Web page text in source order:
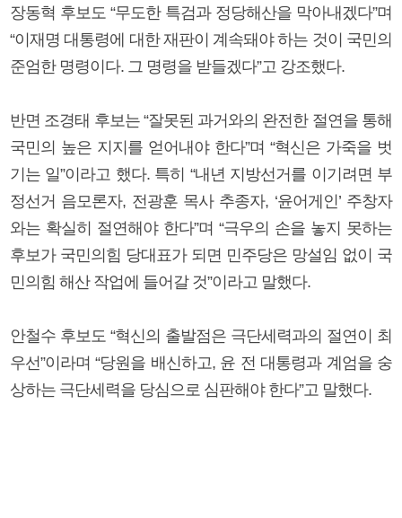
장동혁 후보도 “무도한 특검과 정당해산을 막아내겠다”며
“이재명 대통령에 대한 재판이 계속돼야 하는 것이 국민의
준엄한 명령이다. 그 명령을 받들겠다”고 강조했다.
반면 조경태 후보는 “잘못된 과거와의 완전한 절연을 통해
국민의 높은 지지를 얻어내야 한다”며 “혁신은 가죽을 벗
기는 일”이라고 했다. 특히 “내년 지방선거를 이기려면 부
정선거 음모론자, 전광훈 목사 추종자, ‘윤어게인’ 주창자
와는 확실히 절연해야 한다”며 “극우의 손을 놓지 못하는
후보가 국민의힘 당대표가 되면 민주당은 망설임 없이 국
민의힘 해산 작업에 들어갈 것”이라고 말했다.
안철수 후보도 “혁신의 출발점은 극단세력과의 절연이 최
우선”이라며 “당원을 배신하고, 윤 전 대통령과 계엄을 숭
상하는 극단세력을 당심으로 심판해야 한다”고 말했다.